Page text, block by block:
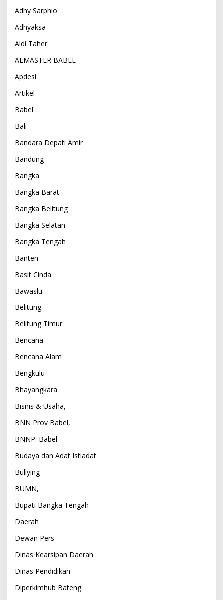
Adhy Sarphio
Adhyaksa
Aldi Taher
ALMASTER BABEL
Apdesi
Artikel
Babel
Bali
Bandara Depati Amir
Bandung
Bangka
Bangka Barat
Bangka Belitung
Bangka Selatan
Bangka Tengah
Banten
Basit Cinda
Bawaslu
Belitung
Belitung Timur
Bencana
Bencana Alam
Bengkulu
Bhayangkara
Bisnis & Usaha,
BNN Prov Babel,
BNNP. Babel
Budaya dan Adat Istiadat
Bullying
BUMN,
Bupati Bangka Tengah
Daerah
Dewan Pers
Dinas Kearsipan Daerah
Dinas Pendidikan
Diperkimhub Bateng